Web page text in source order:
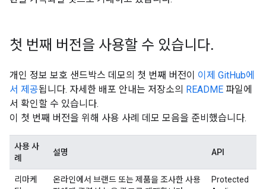
첫 번째 버전을 사용할 수 있습니다.
개인 정보 보호 샌드박스 데모의 첫 번째 버전이 이제 GitHub에
서 제공됩니다. 자세한 배포 안내는 저장소의 README 파일에
서 확인할 수 있습니다.
이 첫 번째 버전을 위해 사용 사례 데모 모음을 준비했습니다.
사용 사
례
설명 API
리마케
온라인에서 브랜드 또는 제품을 조사한 사용
Protected